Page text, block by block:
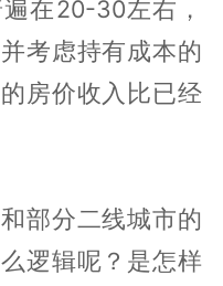
在20-30左右，
考虑持有成本的
房价收入比已经
部分二线城市的
逻辑呢？是怎样